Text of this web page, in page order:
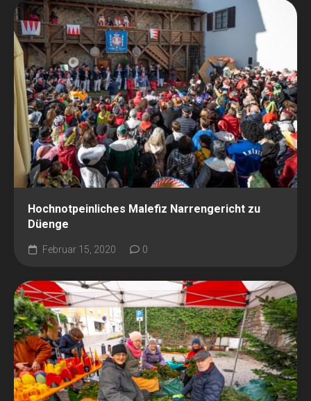
Hochnotpeinliches Malefiz Narrengericht zu
Düenge
Februar 15, 2020 0